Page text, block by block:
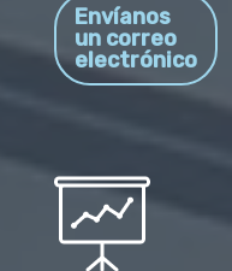
Envíanos
un correo
electrónico